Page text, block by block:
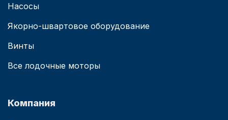
Насосы
Якорно-швартовое оборудование
Винты
Все лодочные моторы
Компания